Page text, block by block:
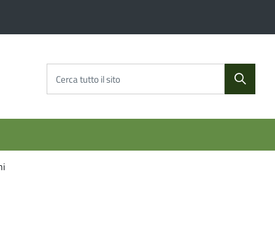
Cerca tutto il sito